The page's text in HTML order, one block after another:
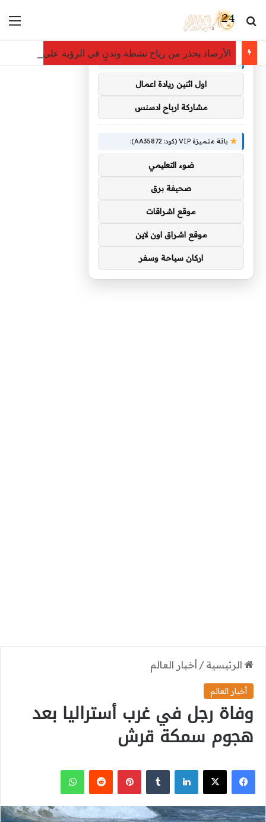
بحث عن
الأرصاد يحذر من رياح نشطة وتدنٍ في الرؤية على 4 محافظات بمنطقة مكة المكرمة
الرئيسية / أخبار العالم
أخبار العالم
وفاة رجل في غرب أستراليا بعد
هجوم سمكة قرش
فيسبوك
‫X لينكدإن بينتيريست واتساب
توصيات :
باقة متميزة VIP (كود: AA38045):
اول اثنين ريادة اعمال
مشاركة ارباح ادسنس
باقة متميزة VIP (كود: AA35872):
ضوء التعليمي
صحيفة برق
موقع اشراقات
موقع اشراق اون لاين
اركان سياحة وسفر